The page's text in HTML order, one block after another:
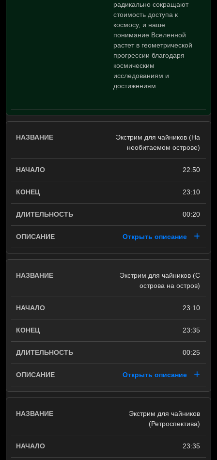
радикально сокращают
стоимость доступа к
космосу, и наше
понимание Вселенной
растет в геометрической
прогрессии благодаря
космическим
исследованиям и
достижениям
Экстрим для чайников (На
необитаемом острове)
22:50
23:10
00:20
Открыть описание
Экстрим для чайников (С
острова на остров)
23:10
23:35
00:25
Открыть описание
Экстрим для чайников
(Ретроспектива)
23:35